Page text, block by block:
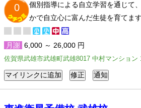
0
個別指導による自立学習を通じて
かで自立心に富んだ生徒を育てます
月謝 6,000 ～ 26,000 円
佐賀県武雄市武雄町武雄8017 中村マンション